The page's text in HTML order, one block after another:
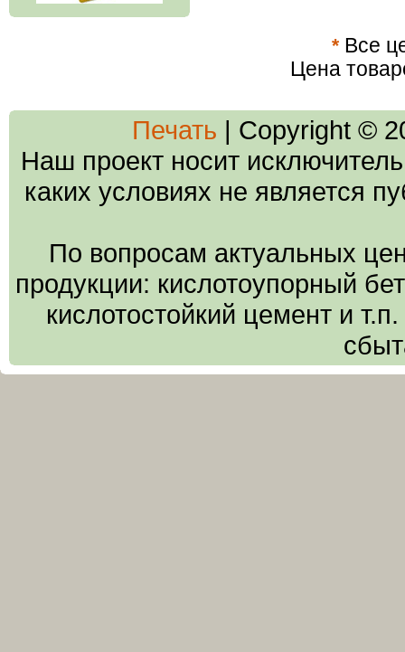
* Все
Цена
Печать | Copyright ©
Наш проект носит
каких условиях не является
По вопросам актуальных
продукции: кислотоупорный
кислотостойкий цемент и